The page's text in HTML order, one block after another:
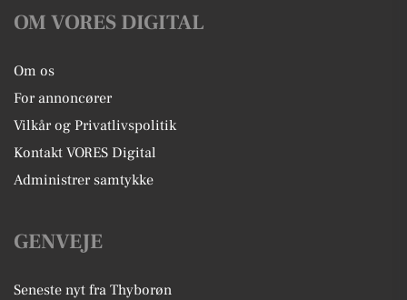
OM VORES DIGITAL
Om os
For annoncører
Vilkår og Privatlivspolitik
Kontakt VORES Digital
Administrer samtykke
GENVEJE
Seneste nyt fra Thyborøn